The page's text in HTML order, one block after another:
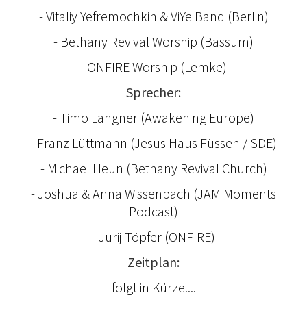
- Vitaliy Yefremochkin & ViYe Band (Berlin)
- Bethany Revival Worship (Bassum)
- ONFIRE Worship (Lemke)
Sprecher:
- Timo Langner (Awakening Europe)
- Franz Lüttmann (Jesus Haus Füssen / SDE)
- Michael Heun (Bethany Revival Church)
- Joshua & Anna Wissenbach (JAM Moments
Podcast)
- Jurij Töpfer (ONFIRE)
Zeitplan:
folgt in Kürze....